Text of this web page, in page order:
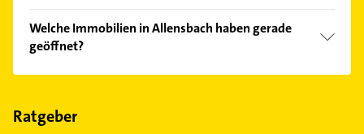
Kundenmeinungen und profitieren Sie von den
Empfehlungen. Die Suchergebnisse können Sie sich
einfach nachBewertungensortiert anzeigen lassen.
Welche Immobilien in Allensbach haben gerade
geöffnet?
Im Anbieter-Bereich finden Sie alleÖffnungszeiten.
Feiertagen abweichen können.
Ratgeber